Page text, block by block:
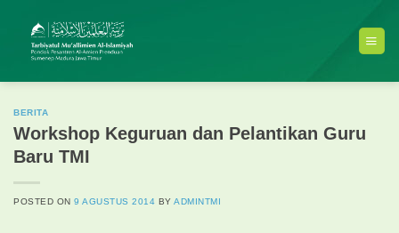
content
BERITA
Workshop Keguruan dan Pelantikan Guru
Baru TMI
POSTED ON9 AGUSTUS 2014 BYADMINTMI